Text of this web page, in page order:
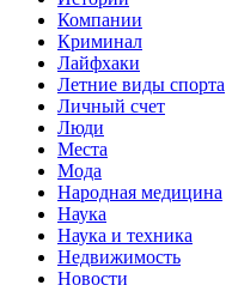
Компании
Криминал
Лайфхаки
Летние виды спорта
Личный счет
Люди
Места
Мода
Народная медицина
Наука
Наука и техника
Недвижимость
Новости